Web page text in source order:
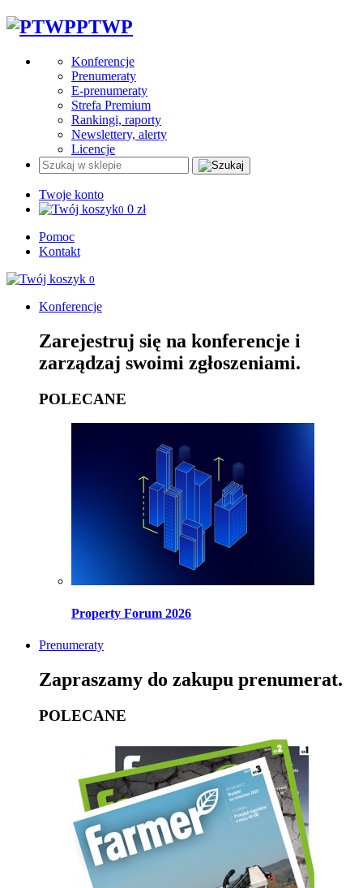
PTWP
Konferencje
Prenumeraty
E-prenumeraty
Strefa Premium
Rankingi, raporty
Newslettery, alerty
Licencje
Twoje konto
0 0 zł
Pomoc
Kontakt
0
Konferencje
Zarejestruj się na konferencje i
zarządzaj swoimi zgłoszeniami.
POLECANE
Property Forum 2026
Prenumeraty
Zapraszamy do zakupu prenumerat.
POLECANE